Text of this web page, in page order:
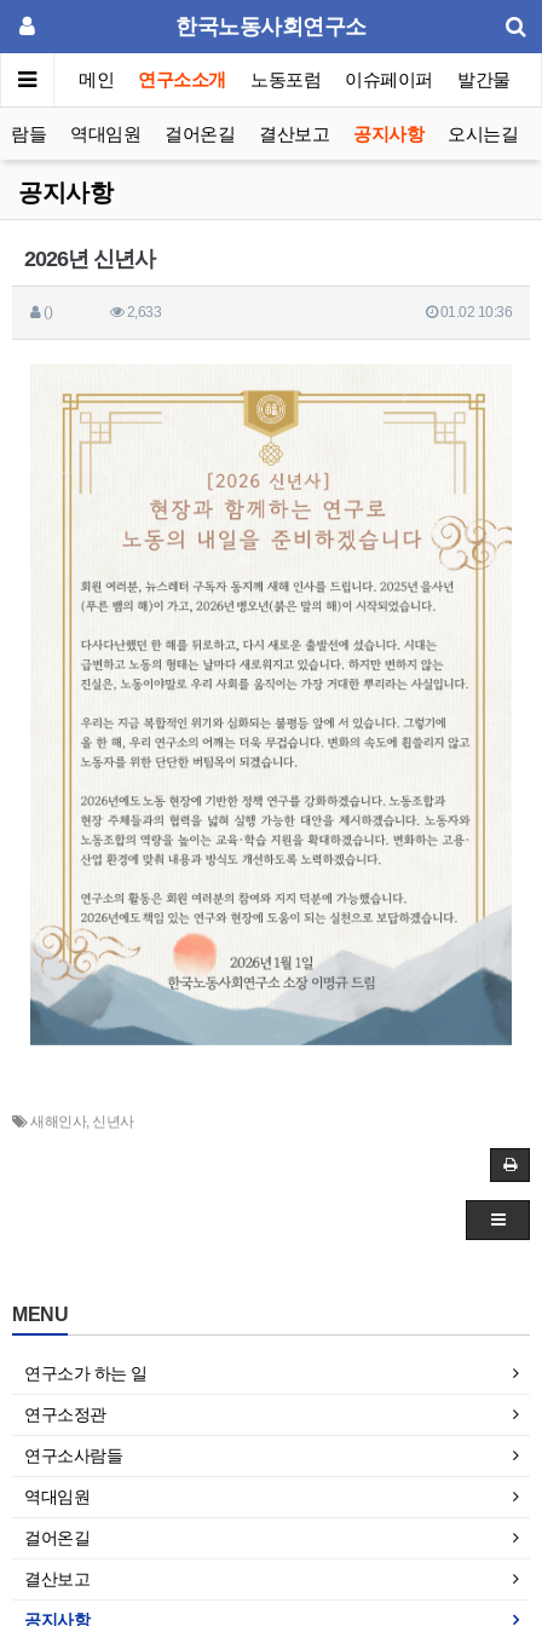
한국노동사회연구소
메인 연구소소개 노동포럼 이슈페이퍼 발간물
람들 역대임원 걸어온길 결산보고 공지사항 오시는길
공지사항
2026년 신년사
() 2,633 01.02 10:36
새해인사, 신년사
MENU
연구소가 하는 일
연구소정관
연구소사람들
역대임원
걸어온길
결산보고
공지사항